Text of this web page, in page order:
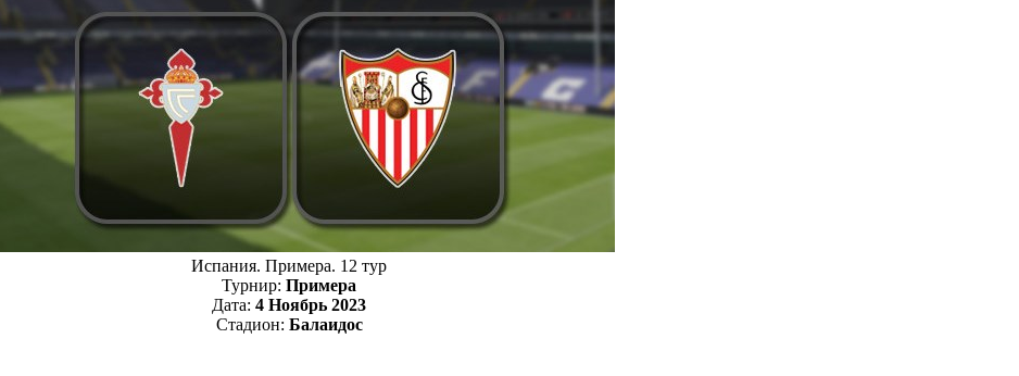
Испания. Примера. 12 тур
Турнир: Примера
Дата: 4 Ноябрь 2023
Стадион: Балаидос